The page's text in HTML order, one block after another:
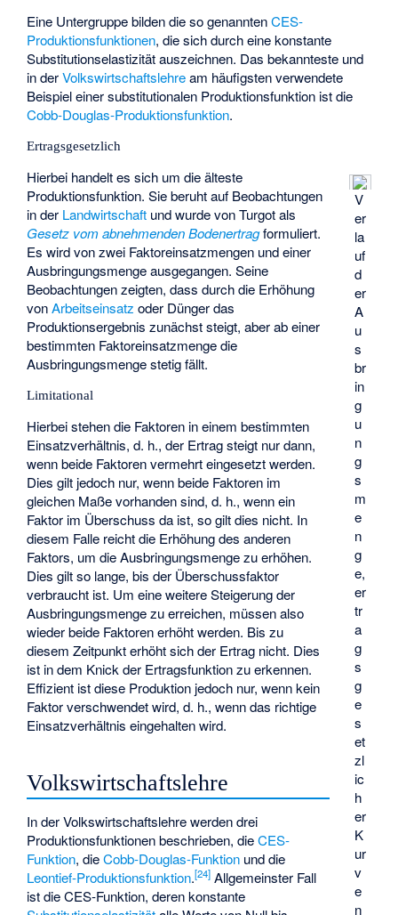
Eine Untergruppe bilden die so genanntenCES-
Produktionsfunktionen, die sich durch eine konstante
Substitutionselastizität auszeichnen. Das bekannteste und
in derVolkswirtschaftslehream häufigsten verwendete
Beispiel einer substitutionalen Produktionsfunktion ist die
Cobb-Douglas-Produktionsfunktion.
Ertragsgesetzlich
V
er
la
uf
d
er
A
u
s
br
in
g
u
n
g
s
m
e
n
g
e,
er
tr
a
g
s
g
e
s
et
zl
ic
h
er
K
ur
v
e
n
Hierbei handelt es sich um die älteste
Produktionsfunktion. Sie beruht auf Beobachtungen
in der Landwirtschaft und wurde von Turgot als
Gesetz vom abnehmenden Bodenertragformuliert.
Es wird von zwei Faktoreinsatzmengen und einer
Ausbringungsmenge ausgegangen. Seine
Beobachtungen zeigten, dass durch die Erhöhung
vonArbeitseinsatz oder Dünger das
Produktionsergebnis zunächst steigt, aber ab einer
bestimmten Faktoreinsatzmenge die
Ausbringungsmenge stetig fällt.
Limitational
Hierbei stehen die Faktoren in einem bestimmten
Einsatzverhältnis, d. h., der Ertrag steigt nur dann,
wenn beide Faktoren vermehrt eingesetzt werden.
Dies gilt jedoch nur, wenn beide Faktoren im
gleichen Maße vorhanden sind, d. h., wenn ein
Faktor im Überschuss da ist, so gilt dies nicht. In
diesem Falle reicht die Erhöhung des anderen
Faktors, um die Ausbringungsmenge zu erhöhen.
Dies gilt so lange, bis der Überschussfaktor
verbraucht ist. Um eine weitere Steigerung der
Ausbringungsmenge zu erreichen, müssen also
wieder beide Faktoren erhöht werden. Bis zu
diesem Zeitpunkt erhöht sich der Ertrag nicht. Dies
ist in dem Knick der Ertragsfunktion zu erkennen.
Effizient ist diese Produktion jedoch nur, wenn kein
Faktor verschwendet wird, d. h., wenn das richtige
Einsatzverhältnis eingehalten wird.
Volkswirtschaftslehre
In der Volkswirtschaftslehre werden drei
Produktionsfunktionen beschrieben, dieCES-
Funktion, dieCobb-Douglas-Funktion und die
Leontief-Produktionsfunktion.[24] Allgemeinster Fall
ist die CES-Funktion, deren konstante